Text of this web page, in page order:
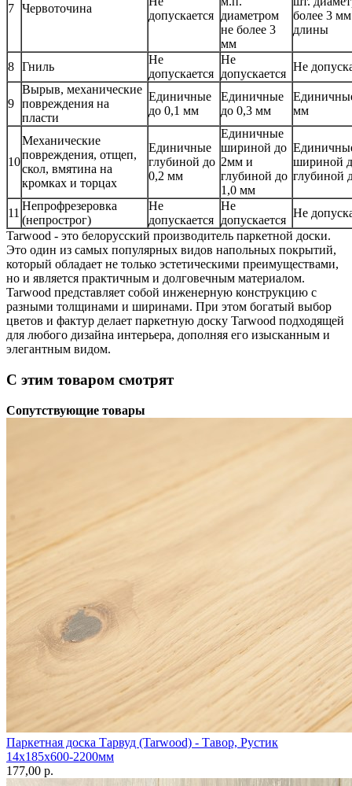
7 Червоточина
допускается диаметром
не более 3
мм
более 3
длины
8 Гниль
Не
допускается
Не
допускается
Не
9
Вырыв, механические
повреждения на
пласти
Единичные
до 0,1 мм
Единичные
до 0,3 мм
мм
10
Механические
повреждения, отщеп,
скол, вмятина на
кромках и торцах
Единичные
глубиной до
0,2 мм
Единичные
шириной до
2мм и
глубиной до
1,0 мм
шириной
глубиной
11
Непрофрезеровка
(непрострог)
Не
допускается
Не
допускается
Не
Tarwood - это белорусский производитель паркетной доски.
Это один из самых популярных видов напольных покрытий,
который обладает не только эстетическими преимуществами,
но и является практичным и долговечным материалом.
Tarwood представляет собой инженерную конструкцию с
разными толщинами и ширинами. При этом богатый выбор
цветов и фактур делает паркетную доску Tarwood подходящей
для любого дизайна интерьера, дополняя его изысканным и
элегантным видом.
С этим товаром смотрят
Сопутствующие товары
Паркетная доска Тарвуд (Tarwood) - Тавор, Рустик
14х185х600-2200мм
177,00 p.